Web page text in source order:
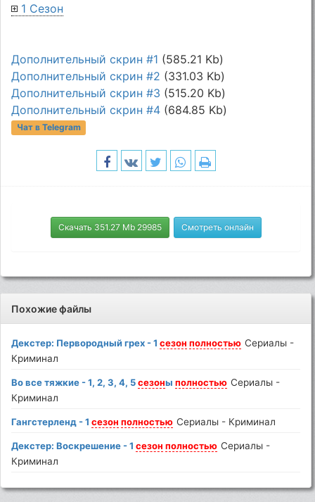
1 Сезон
Дополнительный скрин #1 (585.21 Kb)
Дополнительный скрин #2 (331.03 Kb)
Дополнительный скрин #3 (515.20 Kb)
Дополнительный скрин #4 (684.85 Kb)
Чат в Telegram
Скачать 351.27 Mb 29985 Смотреть онлайн
Похожие файлы
Декстер: Первородный грех - 1сезон полностью Сериалы -
Криминал
Во все тяжкие - 1, 2, 3, 4, 5сезоныполностью Сериалы -
Криминал
Гангстерленд - 1сезон полностью Сериалы - Криминал
Декстер: Воскрешение - 1сезон полностью Сериалы -
Криминал